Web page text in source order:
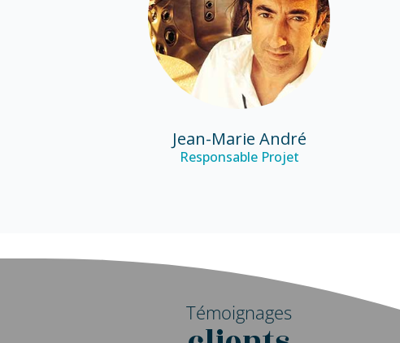
Jean-Marie André
Responsable Projet
Témoignages